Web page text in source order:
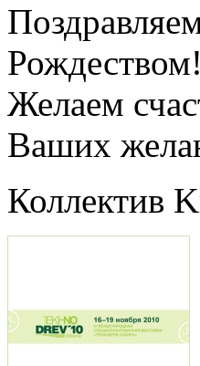
Рождеством!
Желаем
Ваших
Коллектив